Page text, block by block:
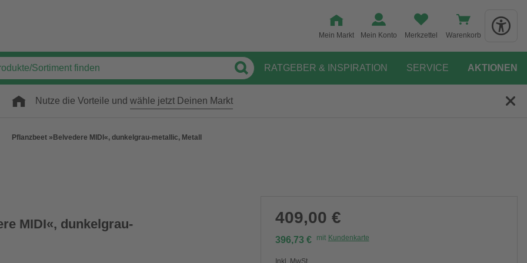
Mein Markt Mein Konto Merkzettel Warenkorb
RATGEBER & INSPIRATION SERVICE AKTIONEN
Nutze die Vorteile und wähle jetzt Deinen Markt
Pflanzbeet »Belvedere MIDI«, dunkelgrau-metallic, Metall
MIDI«, dunkelgrau- 409,00 €
396,73 € mit Kundenkarte
Inkl. MwSt.